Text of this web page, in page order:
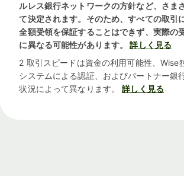
ルレス銀行ネットワークの方針など、さま
て決定されます。そのため、すべての取引
全額受領を保証することはできず、実際の
に異なる可能性があります。
詳しく見る
2 取引スピードは資金の利用可能性、Wise
システムによる認証、およびパートナー銀
状況によって異なります。
詳しく見る